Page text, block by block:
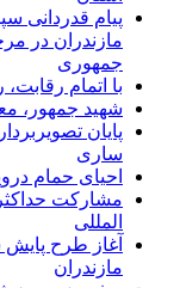
پیام قدردانی
مازندران در
جمهوری
با اتمام
شهید جمهور،
پایان
ساری
احیای حمام
مشارکت
المللی
آغاز طرح پایش
مازندران